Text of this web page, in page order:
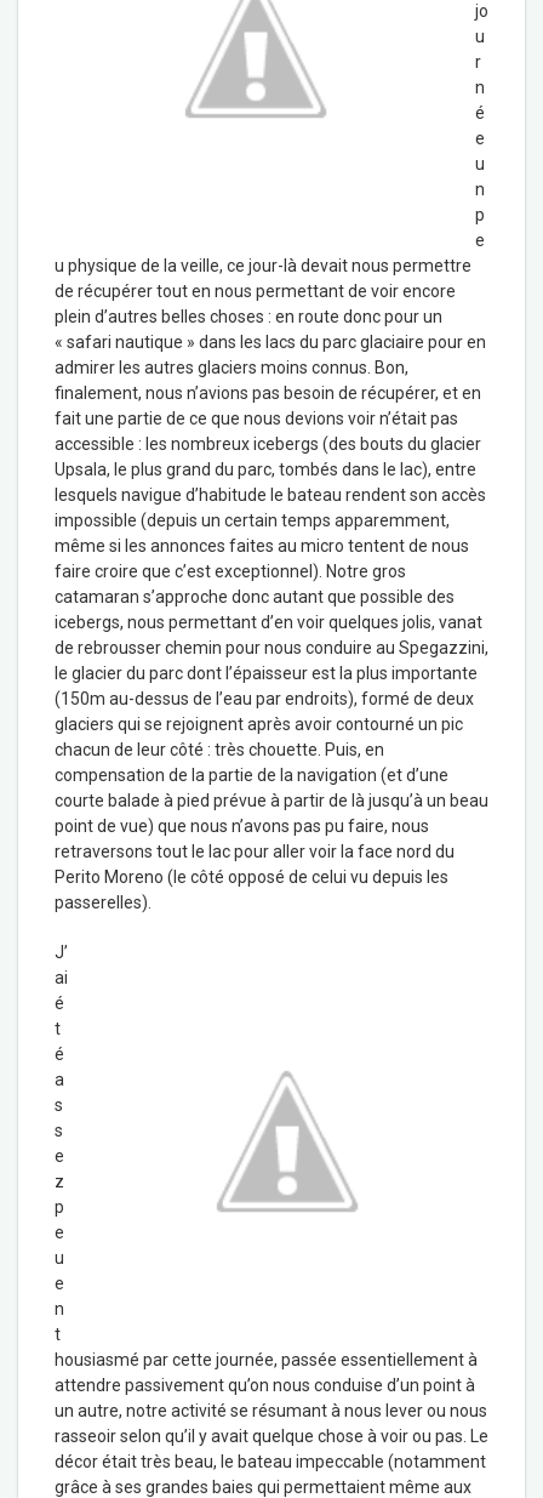
jo
u
r
n
é
e
u
n
p
e
u physique de la veille, ce jour-là devait nous permettre
de récupérer tout en nous permettant de voir encore
plein d’autres belles choses : en route donc pour un
« safari nautique » dans les lacs du parc glaciaire pour en
admirer les autres glaciers moins connus. Bon,
finalement, nous n’avions pas besoin de récupérer, et en
fait une partie de ce que nous devions voir n’était pas
accessible : les nombreux icebergs (des bouts du glacier
Upsala, le plus grand du parc, tombés dans le lac), entre
lesquels navigue d’habitude le bateau rendent son accès
impossible (depuis un certain temps apparemment,
même si les annonces faites au micro tentent de nous
faire croire que c’est exceptionnel). Notre gros
catamaran s’approche donc autant que possible des
icebergs, nous permettant d’en voir quelques jolis, vanat
de rebrousser chemin pour nous conduire au Spegazzini,
le glacier du parc dont l’épaisseur est la plus importante
(150m au-dessus de l’eau par endroits), formé de deux
glaciers qui se rejoignent après avoir contourné un pic
chacun de leur côté : très chouette. Puis, en
compensation de la partie de la navigation (et d’une
courte balade à pied prévue à partir de là jusqu’à un beau
point de vue) que nous n’avons pas pu faire, nous
retraversons tout le lac pour aller voir la face nord du
Perito Moreno (le côté opposé de celui vu depuis les
passerelles).
J’
ai
é
t
é
a
s
s
e
z
p
e
u
e
n
t
housiasmé par cette journée, passée essentiellement à
attendre passivement qu’on nous conduise d’un point à
un autre, notre activité se résumant à nous lever ou nous
rasseoir selon qu’il y avait quelque chose à voir ou pas. Le
décor était très beau, le bateau impeccable (notamment
grâce à ses grandes baies qui permettaient même aux